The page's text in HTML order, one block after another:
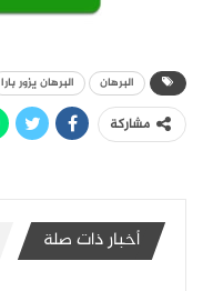
البرهان البرهان يزور بارا
مشاركة
أخبار ذات صلة